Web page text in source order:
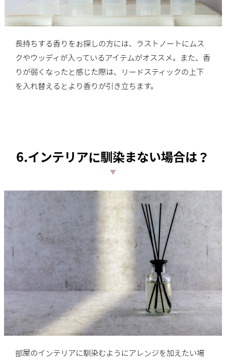
長持ちする香りをお探しの方には、ラストノートにムス
クやウッディが入っているアイテムがオススメ。また、香
りが弱くなったと感じた際は、リードスティックの上下
を入れ替えるとより香りが引き立ちます。
6.インテリアに馴染まない場合は？
部屋のインテリアに馴染むようにアレンジを加えたい場